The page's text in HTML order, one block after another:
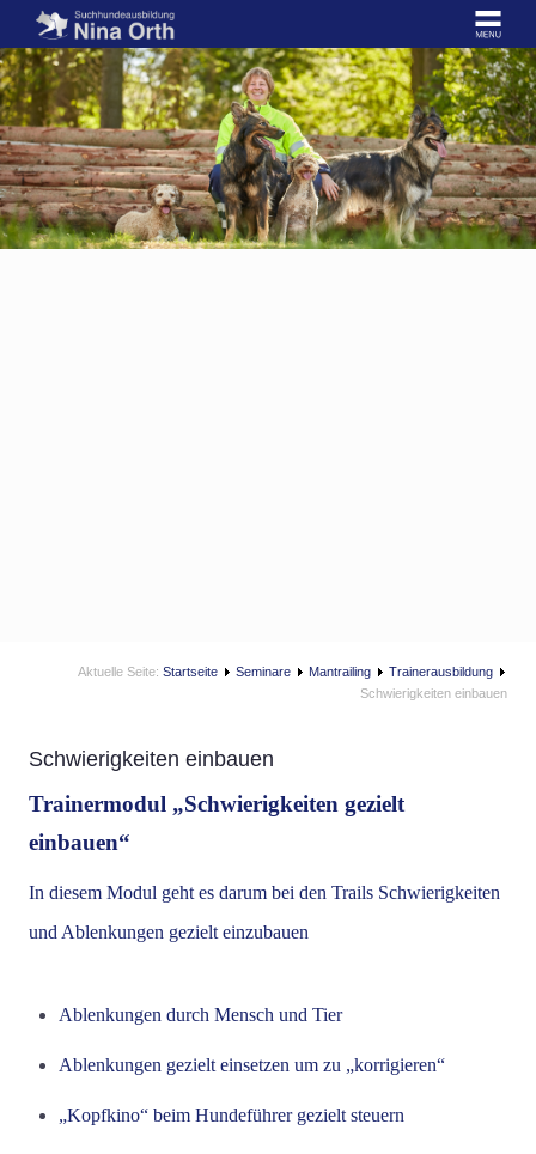
Aktuelle Seite: Startseite Seminare Mantrailing
Trainerausbildung
Schwierigkeiten einbauen
Schwierigkeiten einbauen
Trainermodul „Schwierigkeiten gezielt
einbauen“
In diesem Modul geht es darum bei den Trails Schwierigkeiten
und Ablenkungen gezielt einzubauen
Ablenkungen durch Mensch und Tier
Ablenkungen gezielt einsetzen um zu „korrigieren“
„Kopfkino“ beim Hundeführer gezielt steuern